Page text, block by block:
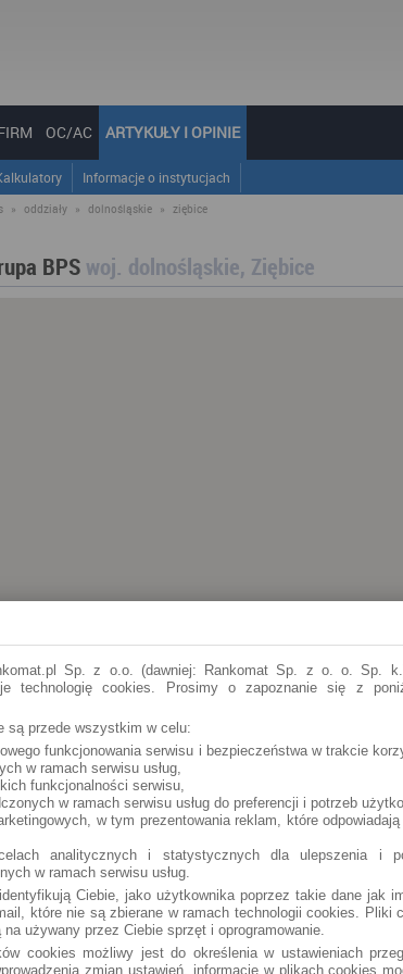
OC/AC ARTYKUŁY I OPINIE
Informacje o instytucjach
» oddziały » dolnośląskie » ziębice
BPS woj. dolnośląskie, Ziębice
RYNEK 10
Sp. z o.o. (dawniej: Rankomat Sp. z o. o. Sp.
technologię cookies. Prosimy o zapoznanie się z
są przede wszystkim w celu:
funkcjonowania serwisu i bezpieczeństwa w trakcie
w ramach serwisu usług,
funkcjonalności serwisu,
w ramach serwisu usług do preferencji i potrzeb
w tym prezentowania reklam, które odpowiadają
analitycznych i statystycznych dla ulepszenia i
w ramach serwisu usług.
Ciebie, jako użytkownika poprzez takie dane jak
które nie są zbierane w ramach technologii cookies. Pliki
używany przez Ciebie sprzęt i oprogramowanie.
cookies możliwy jest do określenia w ustawieniach
zmian ustawień, informacje w plikach cookies